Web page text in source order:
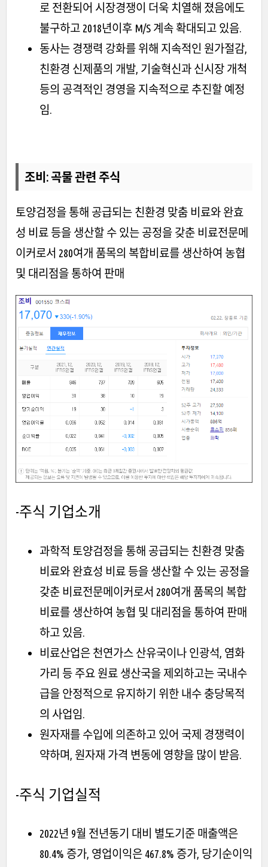
로 전환되어 시장경쟁이 더욱 치열해 졌음에도
불구하고 2018년이후 M/S 계속 확대되고 있음.
동사는 경쟁력 강화를 위해 지속적인 원가절감,
친환경 신제품의 개발, 기술혁신과 신시장 개척
등의 공격적인 경영을 지속적으로 추진할 예정
임.
조비 : 곡물 관련 주식
토양검정을 통해 공급되는 친환경 맞춤 비료와 완효
성 비료 등을 생산할 수 있는 공정을 갖춘 비료전문메
이커로서 280여개 품목의 복합비료를 생산하여 농협
및 대리점을 통하여 판매
-주식 기업소개
과학적 토양검정을 통해 공급되는 친환경 맞춤
비료와 완효성 비료 등을 생산할 수 있는 공정을
갖춘 비료전문메이커로서 280여개 품목의 복합
비료를 생산하여 농협 및 대리점을 통하여 판매
하고 있음.
비료산업은 천연가스 산유국이나 인광석, 염화
가리 등 주요 원료 생산국을 제외하고는 국내수
급을 안정적으로 유지하기 위한 내수 충당목적
의 사업임.
원자재를 수입에 의존하고 있어 국제 경쟁력이
약하며, 원자재 가격 변동에 영향을 많이 받음.
-주식 기업실적
2022년 9월 전년동기 대비 별도기준 매출액은
80.4% 증가, 영업이익은 467.8% 증가, 당기순이익